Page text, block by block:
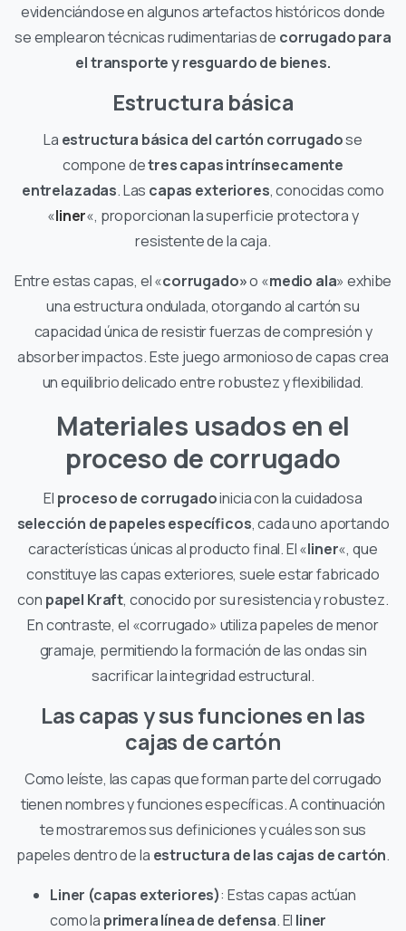
evidenciándose en algunos artefactos históricos donde
se emplearon técnicas rudimentarias de corrugado para
el transporte y resguardo de bienes.
Estructura básica
La estructura básica del cartón corrugadose
compone detres capas intrínsecamente
entrelazadas. Las capas exteriores, conocidas como
«liner«, proporcionan la superficie protectora y
resistente de la caja.
Entre estas capas, el «corrugado»o «medio ala» exhibe
una estructura ondulada, otorgando al cartón su
capacidad única de resistir fuerzas de compresión y
absorber impactos. Este juego armonioso de capas crea
un equilibrio delicado entre robustez y flexibilidad.
Materiales usados en el
proceso de corrugado
El proceso de corrugadoinicia con la cuidadosa
selección de papeles específicos, cada uno aportando
características únicas al producto final. El «liner«, que
constituye las capas exteriores, suele estar fabricado
con papel Kraft, conocido por su resistencia y robustez.
En contraste, el «corrugado» utiliza papeles de menor
gramaje, permitiendo la formación de las ondas sin
sacrificar la integridad estructural.
Las capas y sus funciones en las
cajas de cartón
Como leíste, las capas que forman parte del corrugado
tienen nombres y funciones específicas. A continuación
te mostraremos sus definiciones y cuáles son sus
papeles dentro de la estructura de las cajas de cartón.
Liner (capas exteriores): Estas capas actúan
como la primera línea de defensa. El liner